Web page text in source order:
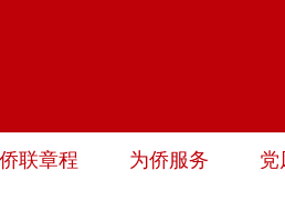
侨联章程 为侨服务 党